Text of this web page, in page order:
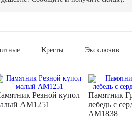
Кресты Эксклюзив
Резной купол
AM1251
Памятник
лебедь с
AM1838